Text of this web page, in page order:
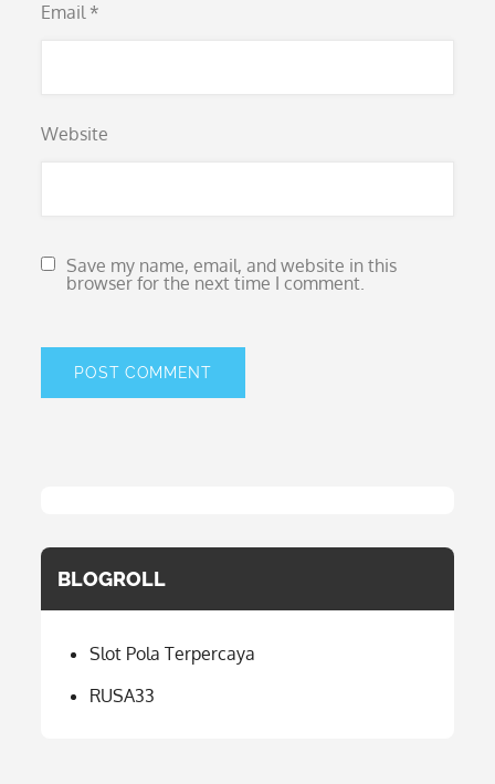
Email *
Website
Save my name, email, and website in this
browser for the next time I comment.
BLOGROLL
Slot Pola Terpercaya
RUSA33